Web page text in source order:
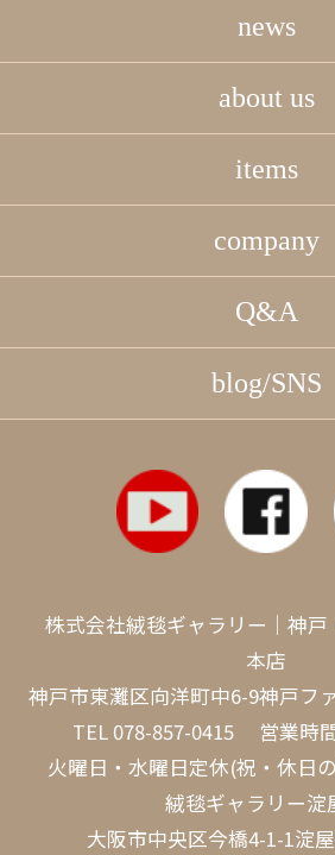
news
about us
items
company
Q&A
blog/SNS
株式会社絨毯ギャラリー｜神戸
本店
神戸市東灘区向洋町中6-9神戸フ
TEL 078-857-0415 営業時
火曜日・水曜日定休(祝・休日
絨毯ギャラリー淀
大阪市中央区今橋4-1-1淀